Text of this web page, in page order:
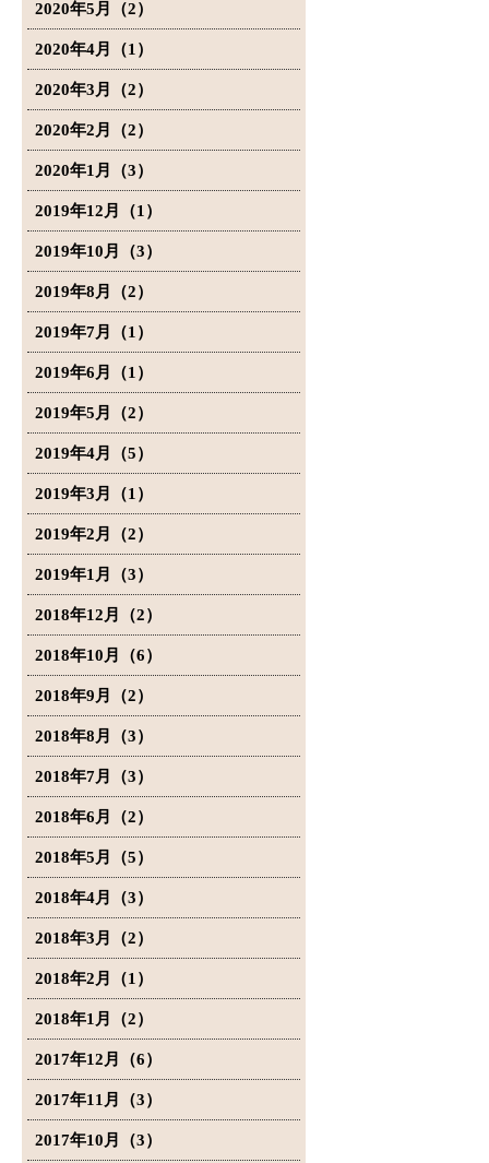
2020年5月（2）
2020年4月（1）
2020年3月（2）
2020年2月（2）
2020年1月（3）
2019年12月（1）
2019年10月（3）
2019年8月（2）
2019年7月（1）
2019年6月（1）
2019年5月（2）
2019年4月（5）
2019年3月（1）
2019年2月（2）
2019年1月（3）
2018年12月（2）
2018年10月（6）
2018年9月（2）
2018年8月（3）
2018年7月（3）
2018年6月（2）
2018年5月（5）
2018年4月（3）
2018年3月（2）
2018年2月（1）
2018年1月（2）
2017年12月（6）
2017年11月（3）
2017年10月（3）